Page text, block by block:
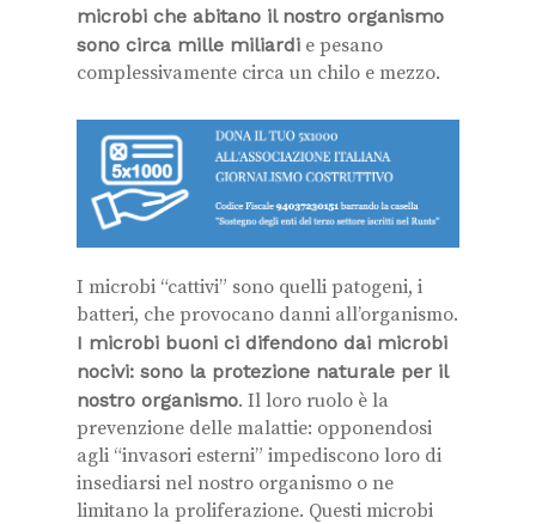
microbi che abitano il nostro organismo
sono circa mille miliardi e pesano
complessivamente circa un chilo e mezzo.
I microbi “cattivi” sono quelli patogeni, i
batteri, che provocano danni all’organismo.
I microbi buoni ci difendono dai microbi
nocivi: sono la protezione naturale per il
nostro organismo. Il loro ruolo è la
prevenzione delle malattie: opponendosi
agli “invasori esterni” impediscono loro di
insediarsi nel nostro organismo o ne
limitano la proliferazione. Questi microbi